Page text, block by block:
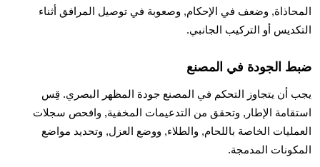
المحاذاة, وضعف في الإحكام, وصعوبة في توصيل المرافق أثناء
التكديس أو التركيب الجانبي.
ضبط الجودة في المصنع
يجب أن يتجاوز التحكم في المصنع جودة المظهر البصري. قِس
استقامة الإطار, وتحقق من التدعيمات المخفية, وافحص سجلات
العمليات الخاصة باللحام, والطلاء, ووضع العزل, وتحديد مواضع
المكونات المدمجة.